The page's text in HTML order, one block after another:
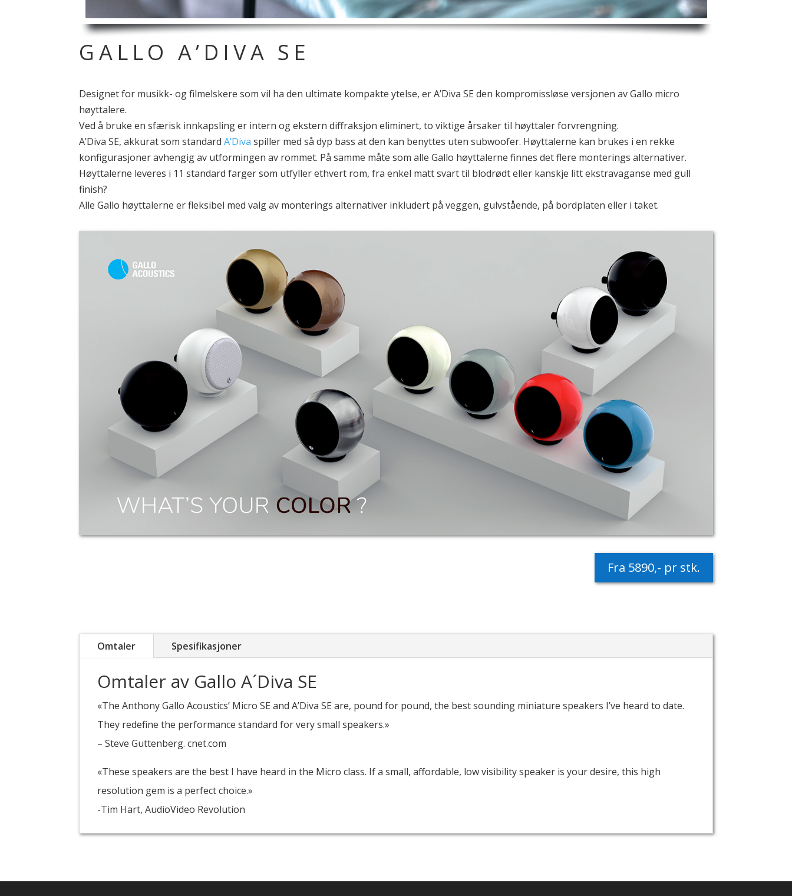
GALLO A’DIVA SE
Designet for musikk- og filmelskere som vil ha den ultimate kompakte ytelse, er A’Diva SE den kompromissløse versjonen av Gallo micro
høyttalere.
Ved å bruke en sfærisk innkapsling er intern og ekstern diffraksjon eliminert, to viktige årsaker til høyttaler forvrengning.
A’Diva SE, akkurat som standardA’Diva spiller med så dyp bass at den kan benyttes uten subwoofer. Høyttalerne kan brukes i en rekke
konfigurasjoner avhengig av utformingen av rommet. På samme måte som alle Gallo høyttalerne finnes det flere monterings alternativer.
Høyttalerne leveres i 11 standard farger som utfyller ethvert rom, fra enkel matt svart til blodrødt eller kanskje litt ekstravaganse med gull
finish?
Alle Gallo høyttalerne er fleksibel med valg av monterings alternativer inkludert på veggen, gulvstående, på bordplaten eller i taket.
Fra 5890,- pr stk.
Omtaler Spesifikasjoner
Omtaler av Gallo A´Diva SE
«The Anthony Gallo Acoustics’ Micro SE and A’Diva SE are, pound for pound, the best sounding miniature speakers I’ve heard to date.
They redefine the performance standard for very small speakers.»
– Steve Guttenberg. cnet.com
«These speakers are the best I have heard in the Micro class. If a small, affordable, low visibility speaker is your desire, this high
resolution gem is a perfect choice.»
-Tim Hart, AudioVideo Revolution